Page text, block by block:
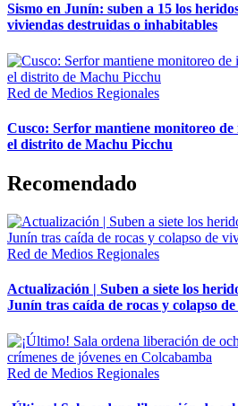
Sismo en Junín: suben a 15 los
viviendas destruidas o inhabitables
Red de Medios Regionales
Cusco: Serfor mantiene monitoreo
el distrito de Machu Picchu
Recomendado
Red de Medios Regionales
Actualización | Suben a siete los
Junín tras caída de rocas y colapso
Red de Medios Regionales